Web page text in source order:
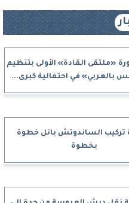
«ملتقى القادة» الأولى بتنظيم
بالعربي» في احتفالية كبرى...
تركيب الساندوتش بانل خطوة
بخطوة